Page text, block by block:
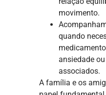
movimento.
quando
ansiedade
associados.
A família e os